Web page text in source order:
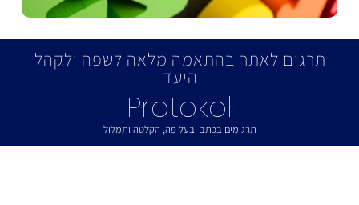
תרגום לאתר בהתאמה מלאה לשפה ולקהל
היעד
Protokol
תרגומים בכתב ובעל פה, הקלטה ותמלול